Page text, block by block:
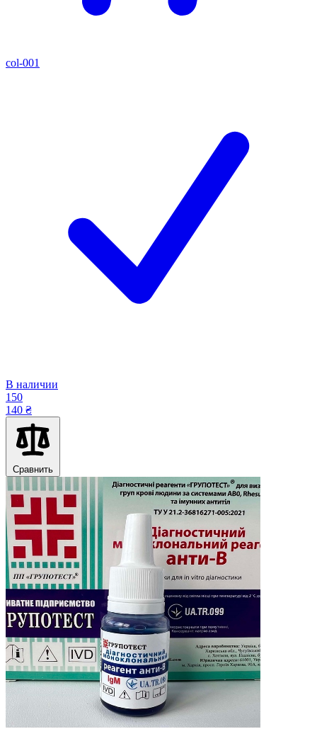
col-001
В наличии
150
140 ₴
Сравнить